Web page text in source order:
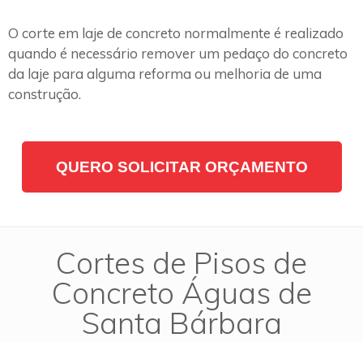
O corte em laje de concreto normalmente é realizado
quando é necessário remover um pedaço do concreto
da laje para alguma reforma ou melhoria de uma
construção.
QUERO SOLICITAR ORÇAMENTO
Cortes de Pisos de
Concreto Águas de
Santa Bárbara